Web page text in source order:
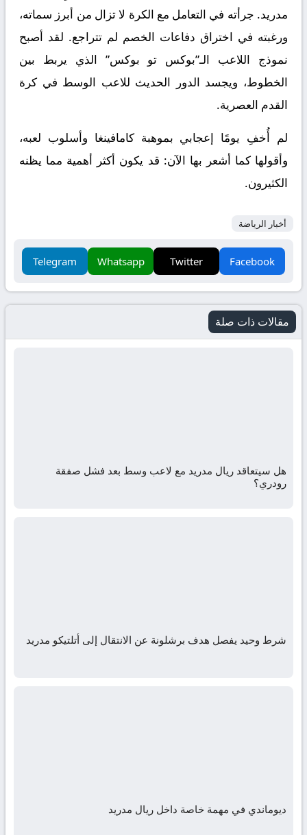
مدريد. جرأته في التعامل مع الكرة لا تزال من أبرز سماته،
ورغبته في اختراق دفاعات الخصم لم تتراجع. لقد أصبح
نموذج اللاعب الـ”بوكس تو بوكس” الذي يربط بين
الخطوط، ويجسد الدور الحديث للاعب الوسط في كرة
القدم العصرية.
لم أُخفِ يومًا إعجابي بموهبة كامافينغا وأسلوب لعبه،
وأقولها كما أشعر بها الآن: قد يكون أكثر أهمية مما يظنه
الكثيرون.
أخبار الرياضة
Facebook
Twitter
Whatsapp
Telegram
مقالات ذات صلة
هل سيتعاقد ريال مدريد مع لاعب وسط بعد فشل صفقة
رودري؟
شرط وحيد يفصل هدف برشلونة عن الانتقال إلى أتلتيكو مدريد
ديوماندي في مهمة خاصة داخل ريال مدريد